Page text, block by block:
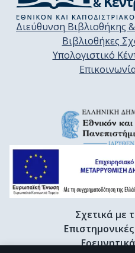
Διεύθυνση Βιβλιοθήκης
Βιβλιοθήκες
Υπολογιστικό
Σχετικά με